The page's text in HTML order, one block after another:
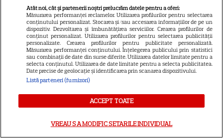
Atât noi, cât și partenerii noștri prelucrăm datele pentru a oferi:
Măsurarea performanței reclamelor. Utilizarea profilurilor pentru selectarea
conținutului personalizat. Stocarea și/sau accesarea informațiilor de pe un
dispozitiv. Dezvoltarea și îmbunătățirea serviciilor. Crearea profilurilor de
conținut personalizat. Utilizarea profilurilor pentru selectarea publicității
personalizate. Crearea profilurilor pentru publicitate personalizată.
Măsurarea performanței conținutului. Înțelegerea publicului prin statistici
sau combinații de date din surse diferite. Utilizarea datelor limitate pentru a
selecta conținutul. Utilizarea de date limitate pentru a selecta publicitatea.
Date precise de geolocație și identificarea prin scanarea dispozitivului.
Listă parteneri (furnizori)
ACCEPT TOATE
VREAU SA MODIFIC SETARILE INDIVIDUAL